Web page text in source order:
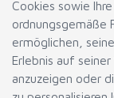
Cookies sowie
ordnungsgemäße
ermöglichen,
Erlebnis auf
anzuzeigen oder
MENÜ
Häufig gestellte